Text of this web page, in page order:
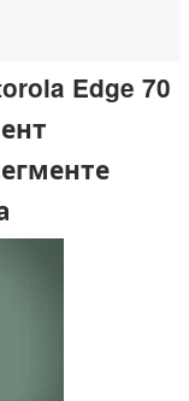
Edge 70